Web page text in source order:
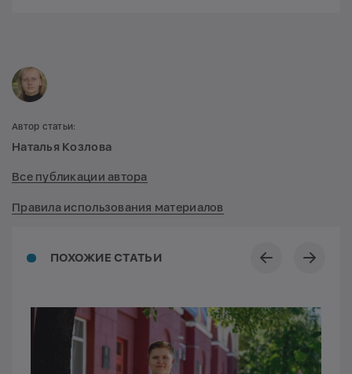
ПОХОЖИЕ СТАТЬИ
Автор статьи:
Наталья Козлова
Все публикации автора
Правила использования материалов